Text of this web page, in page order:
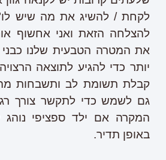
לקחת / להשיג את מה שיש
להצלחה הזאת ואני אחשוף
את המטרה הטבעית שלנו
יותר כדי להגיע לתוצאה
קבלת תשומת לב ותשבחות
גם לשמש כדי לתקשר צורך
המקרה אם ילד ספציפי
באופן תדיר.